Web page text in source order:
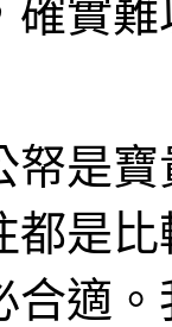
確實
帑是
都是
合適